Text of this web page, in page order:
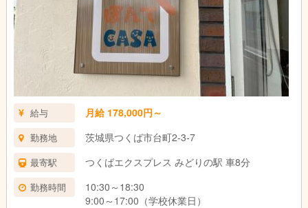
給与 月給 178,000円～
勤務地 茨城県つくば市台町2-3-7
最寄駅 つくばエクスプレス みどりの駅 車8分
勤務時間
10:30～18:30
9:00～17:00（学校休業日）